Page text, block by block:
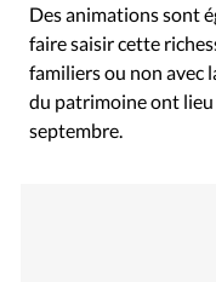
Des animations sont
faire saisir cette
familiers ou non avec
du patrimoine ont lieu
septembre.